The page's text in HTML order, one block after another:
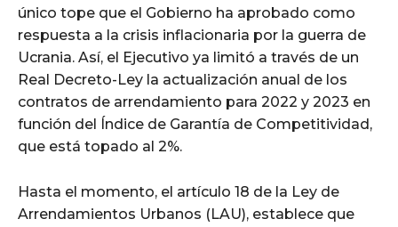
único tope que el Gobierno ha aprobado como
respuesta a la crisis inflacionaria por la guerra de
Ucrania. Así, el Ejecutivo ya limitó a través de un
Real Decreto-Ley la actualización anual de los
contratos de arrendamiento para 2022 y 2023 en
función del Índice de Garantía de Competitividad,
que está topado al 2%.
Hasta el momento, el artículo 18 de la Ley de
Arrendamientos Urbanos (LAU), establece que